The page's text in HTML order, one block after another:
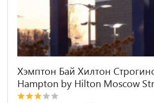
Хэмптон Бай Хилтон
Hampton by Hilton Moscow